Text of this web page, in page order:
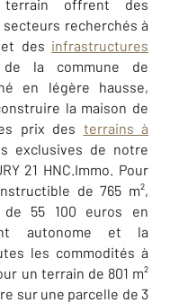
terrain offrent des
recherchés à
des infrastructures
la commune de
en légère hausse,
la maison de
prix des terrains à
exclusives de notre
21 HNC.Immo. Pour
de 765 m²,
de 55 100 euros en
autonome et la
les commodités à
un terrain de 801 m²
sur une parcelle de 3